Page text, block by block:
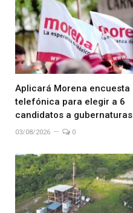
Aplicará Morena encuesta
telefónica para elegir a 6
candidatos a gubernaturas
03/08/2026 0